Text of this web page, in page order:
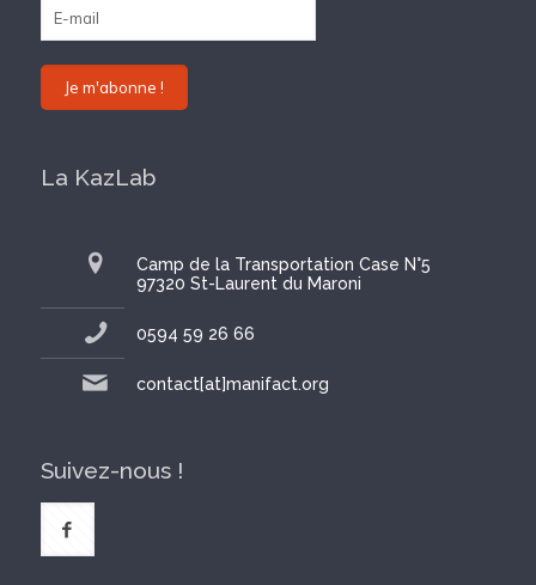
La KazLab
Camp de la Transportation Case N°5
97320 St-Laurent du Maroni
0594 59 26 66
contact[at]manifact.org
Suivez-nous !